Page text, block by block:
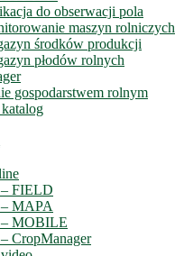
do obserwacji pola
maszyn rolniczych
środków produkcji
płodów rolnych
gospodarstwem rolnym
FIELD
MAPA
MOBILE
CropManager